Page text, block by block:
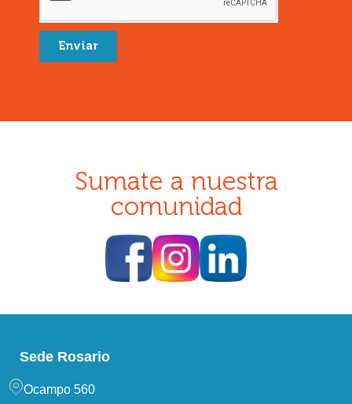
Enviar
Sumate a nuestra
comunidad
Sede Rosario
Ocampo 560